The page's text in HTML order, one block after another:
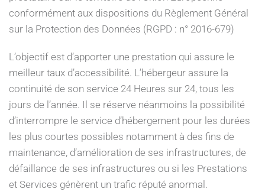
conformément aux dispositions du Règlement Général
sur la Protection des Données (RGPD : n° 2016-679)
L’objectif est d’apporter une prestation qui assure le
meilleur taux d’accessibilité. L’hébergeur assure la
continuité de son service 24 Heures sur 24, tous les
jours de l’année. Il se réserve néanmoins la possibilité
d’interrompre le service d’hébergement pour les durées
les plus courtes possibles notamment à des fins de
maintenance, d’amélioration de ses infrastructures, de
défaillance de ses infrastructures ou si les Prestations
et Services génèrent un trafic réputé anormal.